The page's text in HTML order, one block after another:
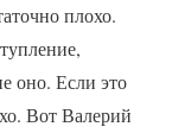
плохо.
оно. Если это
Вот Валерий